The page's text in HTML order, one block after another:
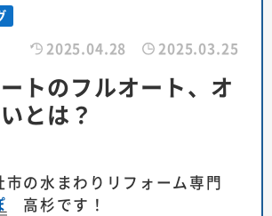
2025.04.28 2025.03.25
トのフルオート、オ
とは？
市の水まわりリフォーム専門
高杉です！